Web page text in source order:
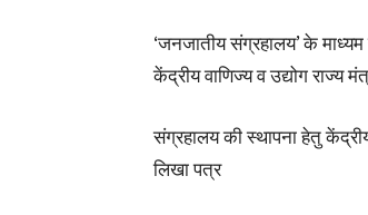
‘जनजातीय संग्रहालय’ के
केंद्रीय वाणिज्य व उद्योग राज्य
संग्रहालय की स्थापना हेतु
लिखा पत्र